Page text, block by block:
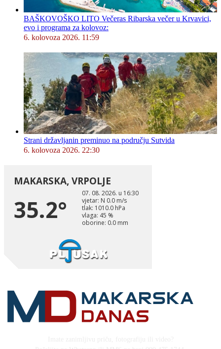
BAŠKOVOŠKO LITO Večeras Ribarska večer u Krvavici,
evo i programa za kolovoz:
6. kolovoza 2026. 11:59
Strani državljanin preminuo na području Sutvida
6. kolovoza 2026. 22:30